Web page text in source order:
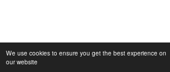
We use cookies to ensure you get the best experience on
our website